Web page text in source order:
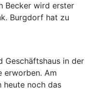
Becker wird erster
Burgdorf hat zu
Geschäftshaus in der
erworben. Am
heute noch das